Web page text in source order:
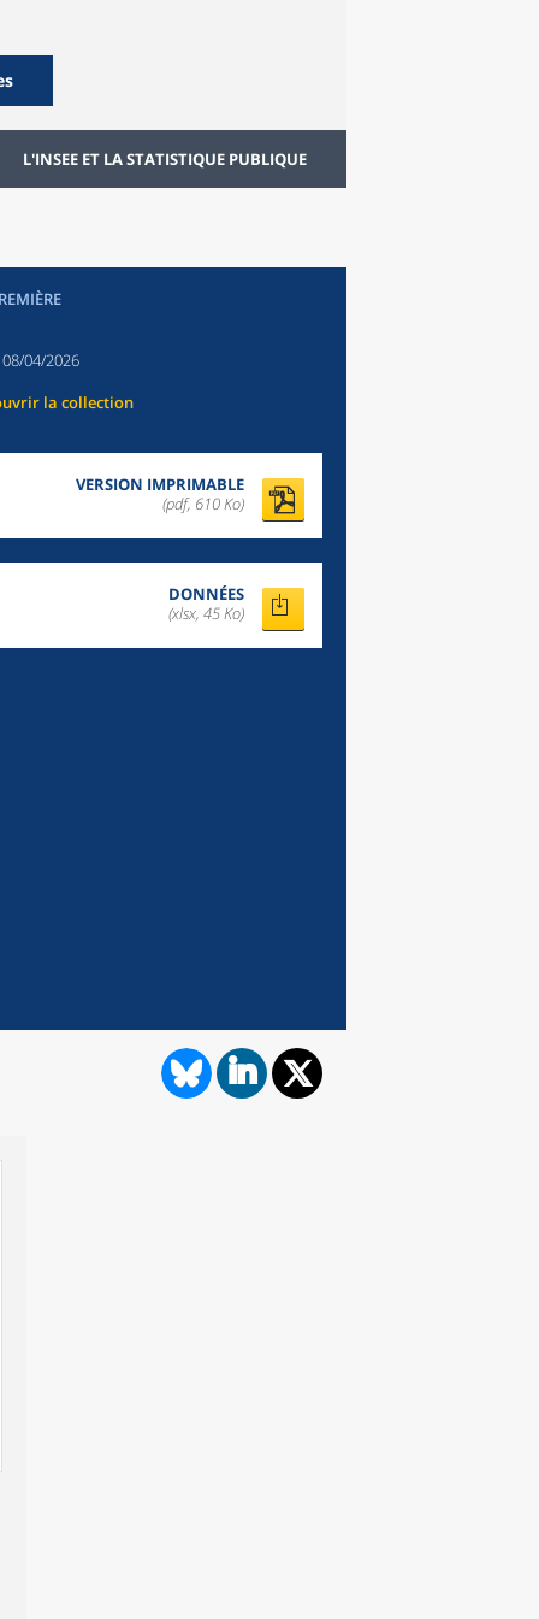
L'INSEE ET LA STATISTIQUE PUBLIQUE
08/04/2026
la collection
VERSION IMPRIMABLE
(pdf, 610 Ko)
DONNÉES
(xlsx, 45 Ko)